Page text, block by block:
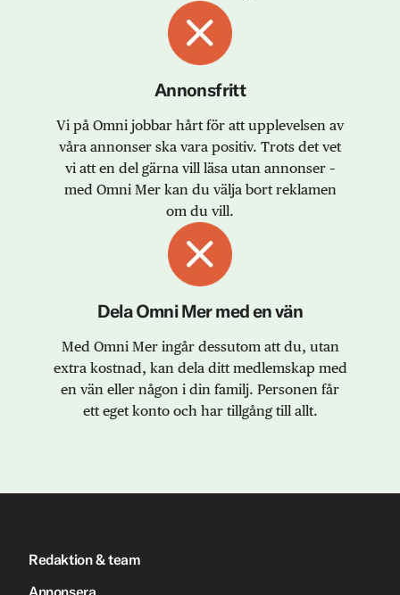
Annonsfritt
Vi på Omni jobbar hårt för att upplevelsen av
våra annonser ska vara positiv. Trots det vet
vi att en del gärna vill läsa utan annonser –
med Omni Mer kan du välja bort reklamen
om du vill.
Dela Omni Mer med en vän
Med Omni Mer ingår dessutom att du, utan
extra kostnad, kan dela ditt medlemskap med
en vän eller någon i din familj. Personen får
ett eget konto och har tillgång till allt.
Redaktion & team